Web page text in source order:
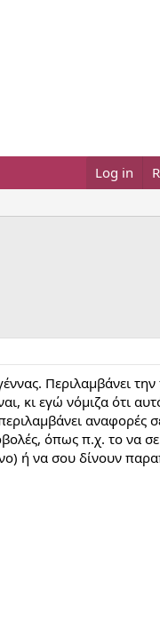
Log in
Περιλαμβάνει
κι εγώ νόμιζα ότι
αναφορές
όπως π.χ. το να
ή να σου δίνουν